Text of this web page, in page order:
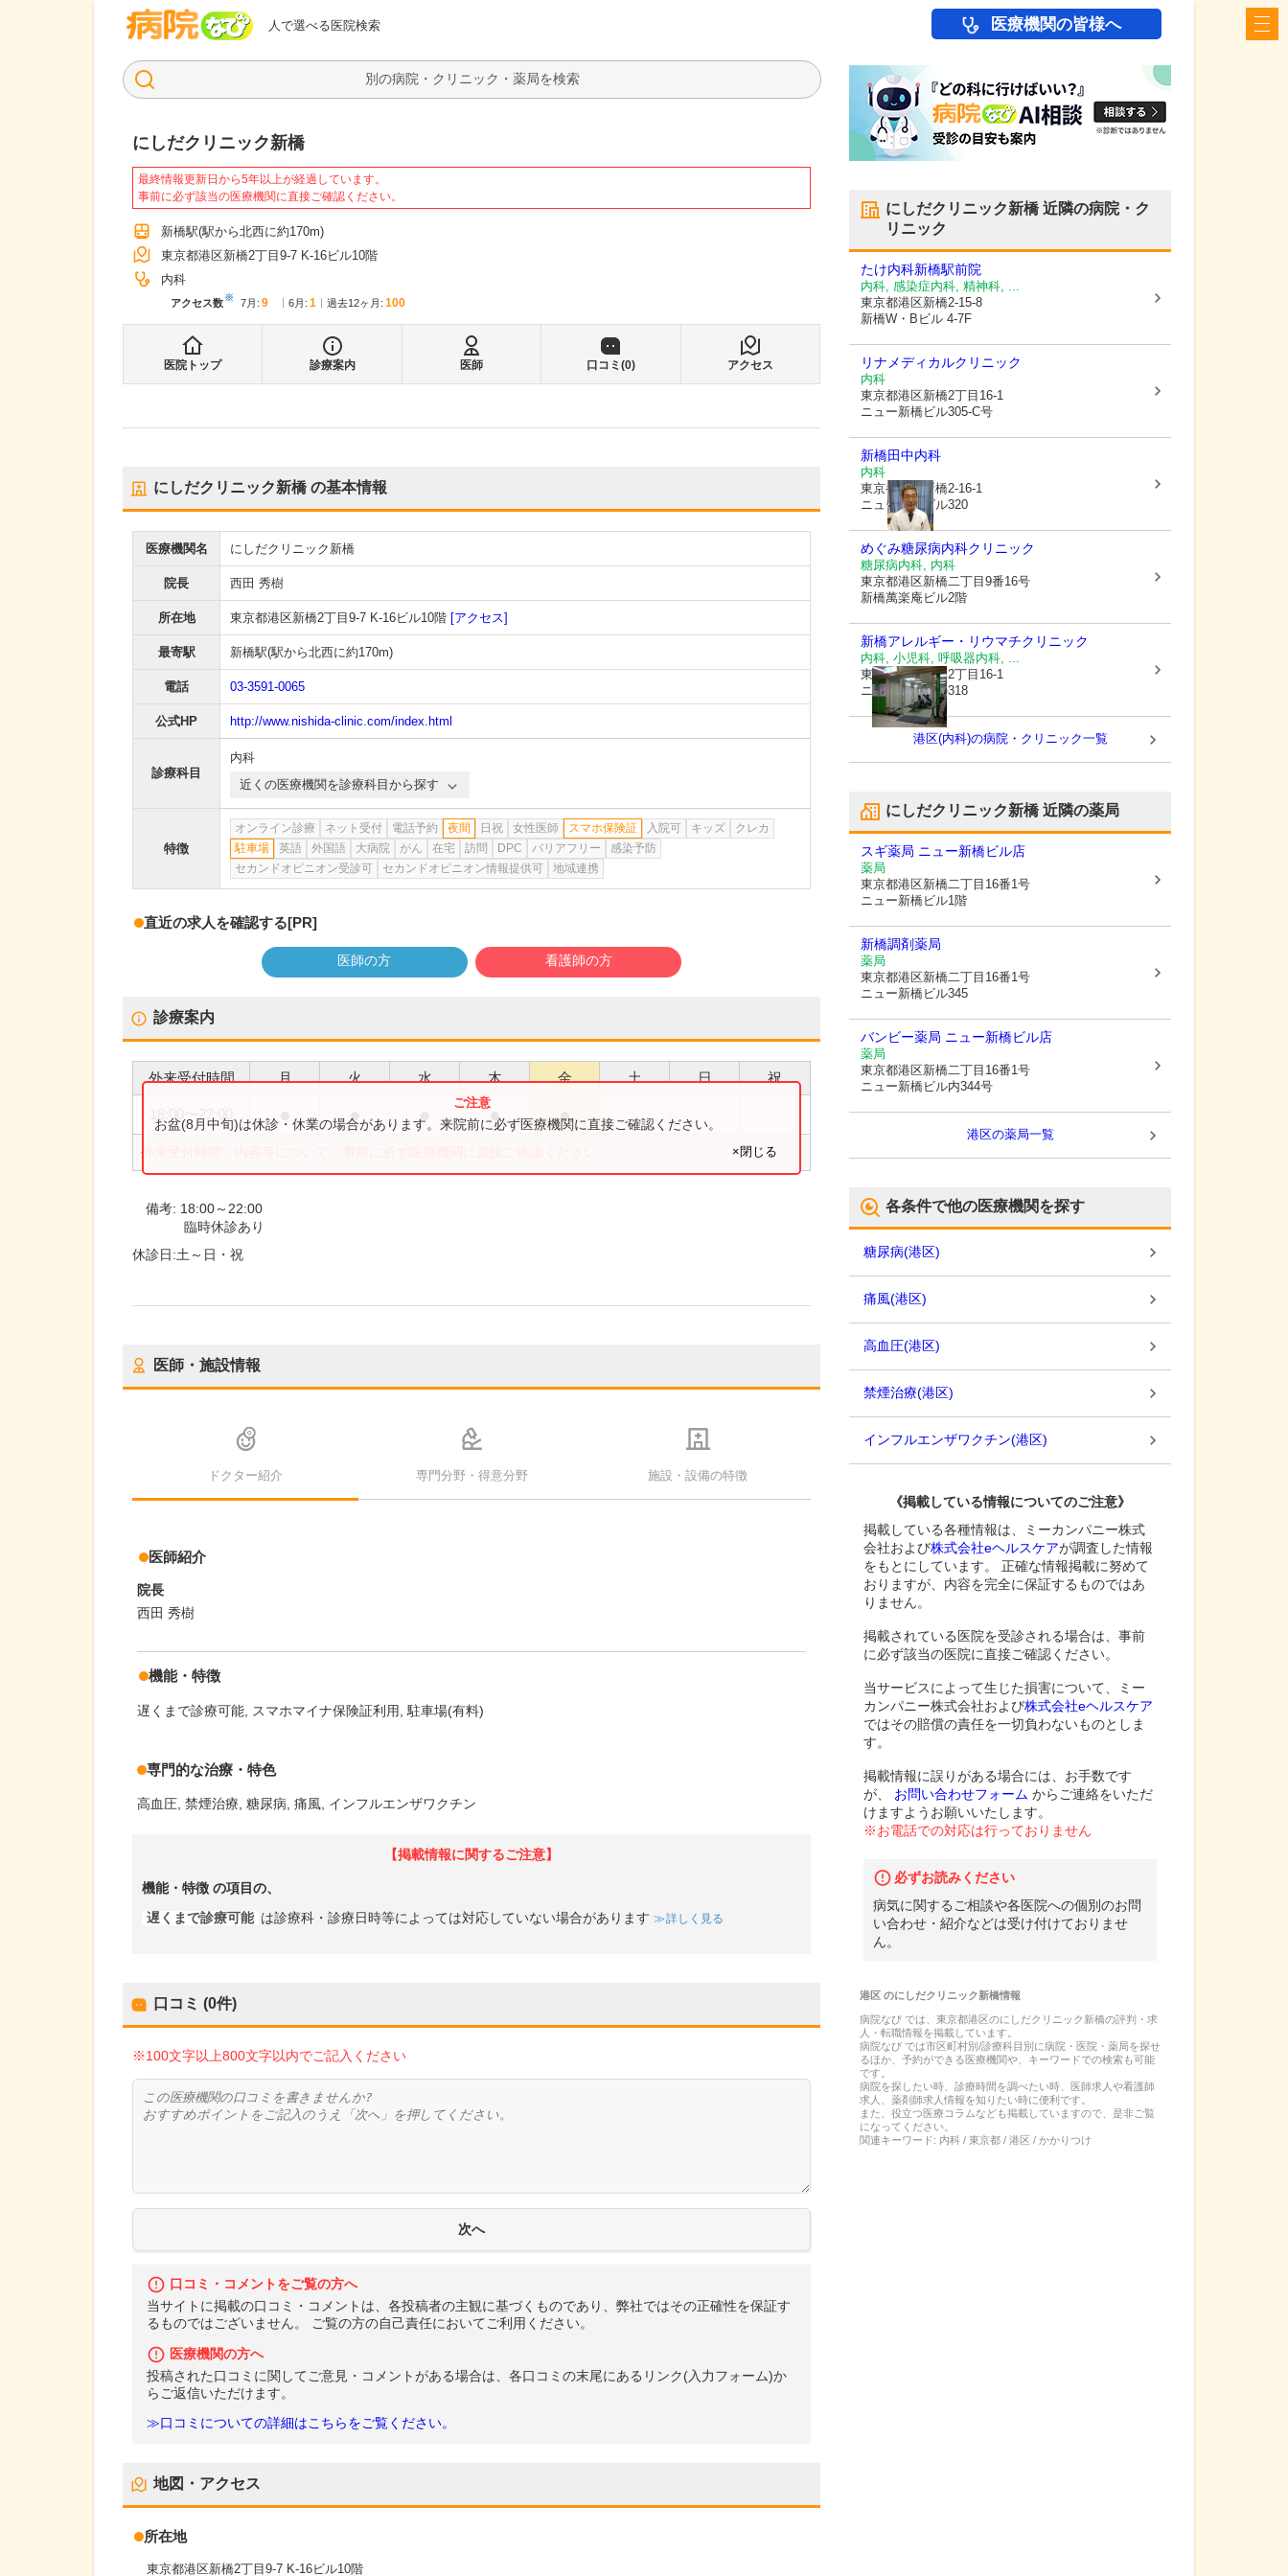
人で選べる医院検索
病院なび 医療機関の皆様へ
検索
にしだクリニック新橋
最終情報更新日から5年以上が経過しています。
事前に必ず該当の医療機関に直接ご確認ください。
新橋駅(駅から北西に約170m)
東京都港区新橋2丁目9-7 K-16ビル10階
内科
アクセス数※ 7月 : 9 6月 : 1 過去12ヶ月: 100
医院トップ 診療案内 医師 口コミ(0) アクセス
にしだクリニック新橋 の基本情報
医療機関名 にしだクリニック新橋
院長 西田 秀樹
所在地 東京都港区新橋2丁目9-7 K-16ビル10階 [アクセス]
最寄駅 新橋駅(駅から北西に約170m)
電話 03-3591-0065
公式HP http://www.nishida-clinic.com/index.html
診療科目
内科
近くの医療機関を診療科目から探す
特徴
オンライン診療 ネット受付 電話予約 夜間 日祝 女性医師 スマホ保険証 入院可 キッズ
クレカ
駐車場
英語 外国語 大病院 がん 在宅 訪問 DPC バリアフリー
感染予防
セカンドオピニオン受診可
セカンドオピニオン情報提供可 地域連携
直近の求人を確認する[PR]
医師の方 看護師の方
診療案内
外来受付時間 月 火 水 木 金 土 日 祝
18:00 22:00 ● ● ● ●
外来受付時間・内容等について、事前に必ず医療機関に直接ご確認ください。
お盆(8月中旬)は休診・休業の場合があります。来院前に必ず医療機関に直接ご確認ください。
×閉じる
備考: 18:00～22:00
臨時休診あり
休診日:土～日・祝
医師・施設情報
ドクター紹介 専門分野・得意分野 施設・設備の特徴
医師紹介
院長
西田 秀樹
機能・特徴
遅くまで診療可能 スマホマイナ保険証利用 駐車場(有料)
専門的な治療・特色
高血圧 禁煙治療 糖尿病 痛風 インフルエンザワクチン
【掲載情報に関するご注意】
機能・特徴 の項目の、
遅くまで診療可能 は診療科・診療日時等によっては対応していない場合があります 詳しく見る
口コミ (0件)
※100文字以上800文字以内でご記入ください
口コミ・コメントをご覧の方へ
当サイトに掲載の口コミ・コメントは、各投稿者の主観に基づくものであり、弊社ではその正確性を保証す
るものではございません。 ご覧の方の自己責任においてご利用ください。
医療機関の方へ
投稿された口コミに関してご意見・コメントがある場合は、各口コミの末尾にあるリンク(入力フォーム)か
らご返信いただけます。
≫口コミについての詳細はこちらをご覧ください。
地図・アクセス
所在地
東京都港区新橋2丁目9-7 K-16ビル10階
にしだクリニック新橋 近隣の病院・ク
リニック
たけ内科新橋駅前院
内科, 感染症内科, 精神科, ...
東京都港区新橋2-15-8
新橋W・Bビル 4-7F
リナメディカルクリニック
内科
東京都港区新橋2丁目16-1
ニュー新橋ビル305-C号
新橋田中内科
内科
東京都港区新橋2-16-1
ニュー新橋ビル320
めぐみ糖尿病内科クリニック
糖尿病内科, 内科
東京都港区新橋二丁目9番16号
新橋萬楽庵ビル2階
新橋アレルギー・リウマチクリニック
内科, 小児科, 呼吸器内科, ...
東京都港区新橋2丁目16-1
ニュー新橋ビル318
港区(内科)の病院・クリニック一覧
にしだクリニック新橋 近隣の薬局
スギ薬局 ニュー新橋ビル店
薬局
東京都港区新橋二丁目16番1号
ニュー新橋ビル1階
新橋調剤薬局
薬局
東京都港区新橋二丁目16番1号
ニュー新橋ビル345
バンビー薬局 ニュー新橋ビル店
薬局
東京都港区新橋二丁目16番1号
ニュー新橋ビル内344号
港区の薬局一覧
各条件で他の医療機関を探す
糖尿病(港区)
痛風(港区)
高血圧(港区)
禁煙治療(港区)
インフルエンザワクチン(港区)
《掲載している情報についてのご注意》
掲載している各種情報は、ミーカンパニー株式
会社および株式会社eヘルスケアが調査した情報
をもとにしています。 正確な情報掲載に努めて
おりますが、内容を完全に保証するものではあ
りません。
掲載されている医院を受診される場合は、事前
に必ず該当の医院に直接ご確認ください。
当サービスによって生じた損害について、ミー
カンパニー株式会社および株式会社eヘルスケア
ではその賠償の責任を一切負わないものとしま
す。
掲載情報に誤りがある場合には、お手数です
が、
お問い合わせフォーム からご連絡をいただ
けますようお願いいたします。
※お電話での対応は行っておりません
必ずお読みください
病気に関するご相談や各医院への個別のお問
い合わせ・紹介などは受け付けておりませ
ん。
港区のにしだクリニック新橋情報
病院なび では、 東京都港区のにしだクリニック新橋の評判・求
人・転職情報を掲載しています。
病院なび では市区町村別/診療科目別に病院・医院・薬局を探せ
るほか、予約ができる医療機関や、キーワードでの検索も可能
です。
病院を探したい時、診療時間を調べたい時、医師求人や看護師
求人、薬剤師求人情報を知りたい時に便利です。
また、役立つ医療コラムなども掲載していますので、是非ご覧
になってください。
関連キーワード: 内科 / 東京都 / 港区 / かかりつけ